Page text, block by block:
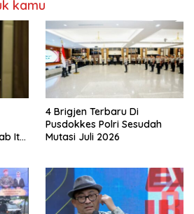
kamu
Itu
4 Brigjen Terbaru Di
Pusdokkes Polri Sesudah
Mutasi Juli 2026